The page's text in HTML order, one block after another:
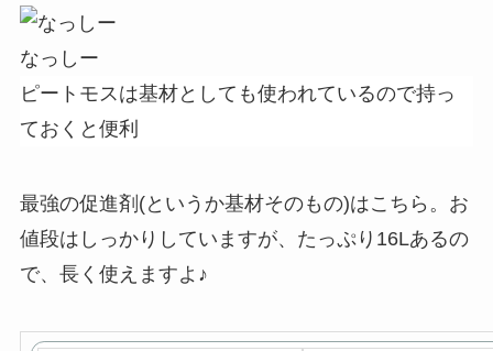
なっしー
ピートモスは基材としても使われているので持っ
ておくと便利
最強の促進剤(というか基材そのもの)はこちら。お
値段はしっかりしていますが、たっぷり16Lあるの
で、長く使えますよ♪